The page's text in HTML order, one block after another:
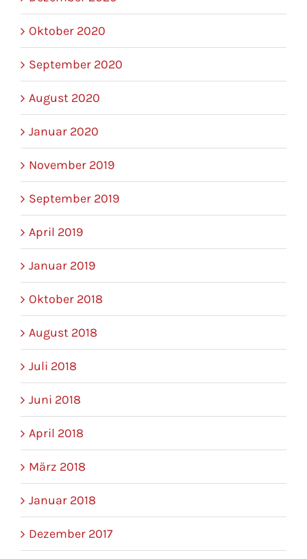
Oktober 2020
September 2020
August 2020
Januar 2020
November 2019
September 2019
April 2019
Januar 2019
Oktober 2018
August 2018
Juli 2018
Juni 2018
April 2018
März 2018
Januar 2018
Dezember 2017